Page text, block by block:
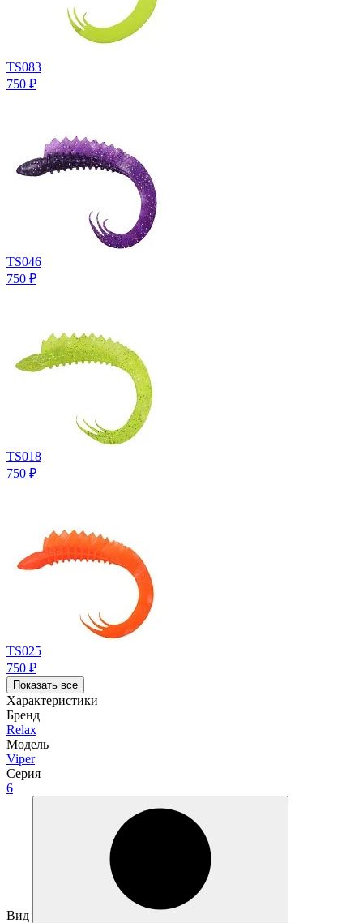
TS083
750 ₽
TS046
750 ₽
TS018
750 ₽
TS025
750 ₽
Показать все
Характеристики
Бренд
Relax
Модель
Viper
Серия
6
Вид